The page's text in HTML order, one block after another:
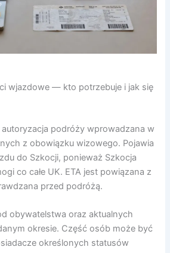
wjazdowe — kto potrzebuje i jak się
podróży wprowadzana w
z obowiązku wizowego. Pojawia
do Szkocji, ponieważ Szkocja
co całe UK. ETA jest powiązana z
przed podróżą.
obywatelstwa oraz aktualnych
okresie. Część osób może być
określonych statusów